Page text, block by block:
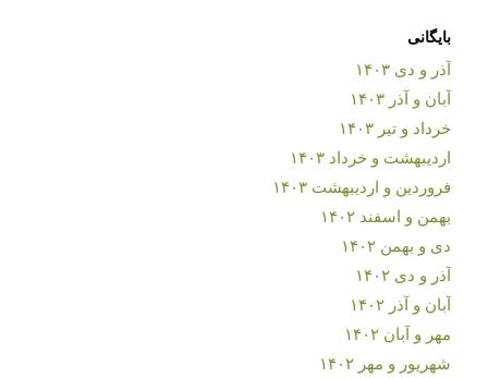
بایگانی
آذر و دی ۱۴۰۳
آبان و آذر ۱۴۰۳
خرداد و تیر ۱۴۰۳
اردیبهشت و خرداد ۱۴۰۳
فروردین و اردیبهشت ۱۴۰۳
بهمن و اسفند ۱۴۰۲
دی و بهمن ۱۴۰۲
آذر و دی ۱۴۰۲
آبان و آذر ۱۴۰۲
مهر و آبان ۱۴۰۲
شهریور و مهر ۱۴۰۲